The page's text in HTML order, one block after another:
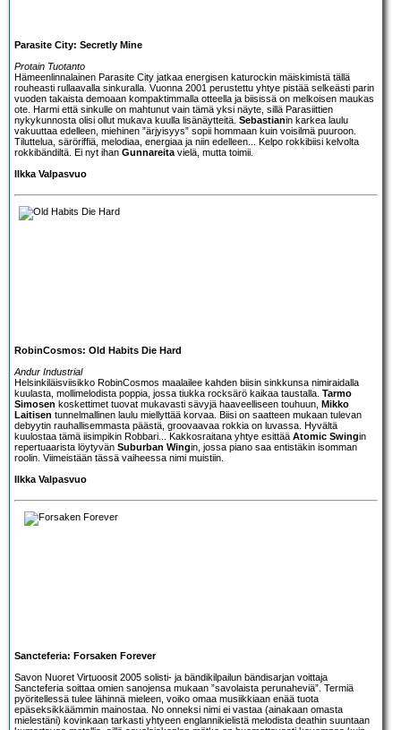
Parasite City: Secretly Mine
Protain Tuotanto
Hämeenlinnalainen Parasite City jatkaa energisen katurockin mäiskimistä tällä
rouheasti rullaavalla sinkuralla. Vuonna 2001 perustettu yhtye pistää selkeästi parin
vuoden takaista demoaan kompaktimmalla otteella ja biisissä on melkoisen maukas
ote. Harmi että sinkulle on mahtunut vain tämä yksi näyte, sillä Parasiittien
nykykunnosta olisi ollut mukava kuulla lisänäytteitä. Sebastianin karkea laulu
vakuuttaa edelleen, miehinen ”ärjyisyys” sopii hommaan kuin voisilmä puuroon.
Tiluttelua, säröriffiä, melodiaa, energiaa ja niin edelleen... Kelpo rokkibiisi kelvolta
rokkibändiltä. Ei nyt ihan Gunnareita vielä, mutta toimii.
Ilkka Valpasvuo
RobinCosmos: Old Habits Die Hard
Andur Industrial
Helsinkiläisviisikko RobinCosmos maalailee kahden biisin sinkkunsa nimiraidalla
kuulasta, mollimelodista poppia, jossa tiukka rocksärö kaikaa taustalla. Tarmo
Simosen koskettimet tuovat mukavasti sävyjä haaveelliseen touhuun, Mikko
Laitisen tunnelmallinen laulu miellyttää korvaa. Biisi on saatteen mukaan tulevan
debyytin rauhallisemmasta päästä, groovaavaa rokkia on luvassa. Hyvältä
kuulostaa tämä iisimpikin Robbari... Kakkosraitana yhtye esittää Atomic Swingin
repertuaarista löytyvän Suburban Wingin, jossa piano saa entistäkin isomman
roolin. Viimeistään tässä vaiheessa nimi muistiin.
Ilkka Valpasvuo
Sancteferia: Forsaken Forever
Savon Nuoret Virtuoosit 2005 solisti- ja bändikilpailun bändisarjan voittaja
Sancteferia soittaa omien sanojensa mukaan ”savolaista perunaheviä”. Termiä
pyöritellessä tulee lähinnä mieleen, voiko omaa musiikkiaan enää tuota
epäseksikkäämmin mainostaa. No onneksi nimi ei vastaa (ainakaan omasta
mielestäni) kovinkaan tarkasti yhtyeen englannikielistä melodista deathin suuntaan